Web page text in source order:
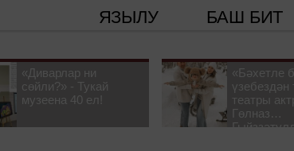
ЯЗЫЛУ БАШ БИТ
«Диварлар ни
сөйли?» - Тукай
музеена 40 ел!
«Бәхетле
үзебездән
театры
Гөлназ